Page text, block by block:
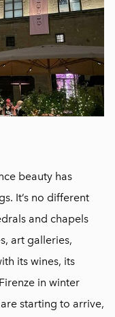
beauty has
It’s no different
and chapels
art galleries,
its wines, its
in winter
starting to arrive,